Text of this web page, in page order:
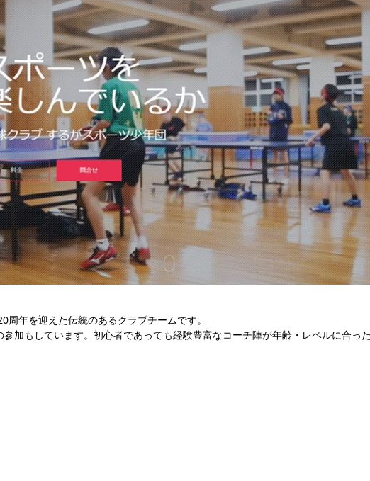
年を迎えた伝統のあるクラブチームです。
加もしています。初心者であっても経験豊富なコーチ陣が年齢・レベルに合っ